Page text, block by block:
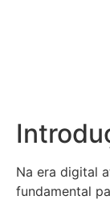
Na era digital
fundamental